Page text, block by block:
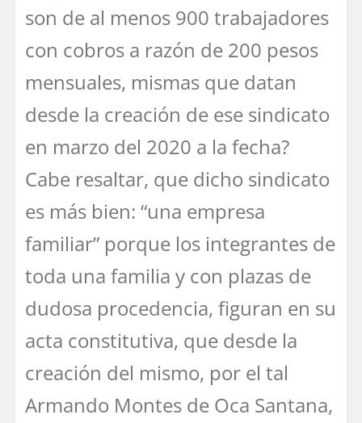
son de al menos 900 trabajadores
con cobros a razón de 200 pesos
mensuales, mismas que datan
desde la creación de ese sindicato
en marzo del 2020 a la fecha?
Cabe resaltar, que dicho sindicato
es más bien: “una empresa
familiar” porque los integrantes de
toda una familia y con plazas de
dudosa procedencia, figuran en su
acta constitutiva, que desde la
creación del mismo, por el tal
Armando Montes de Oca Santana,